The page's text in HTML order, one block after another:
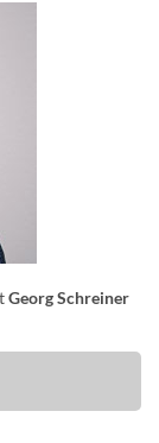
Georg Schreiner